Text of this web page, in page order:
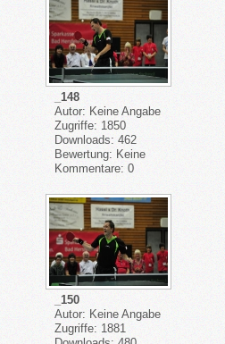
_148
Autor: Keine Angabe
Zugriffe: 1850
Downloads: 462
Bewertung: Keine
Kommentare: 0
_150
Autor: Keine Angabe
Zugriffe: 1881